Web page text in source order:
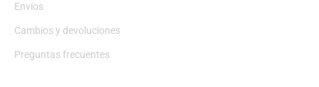
Envíos
Cambios y devoluciones
Preguntas frecuentes